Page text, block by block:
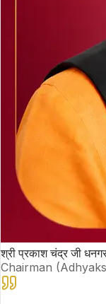
श्री प्रकाश चंद्र जी
Chairman